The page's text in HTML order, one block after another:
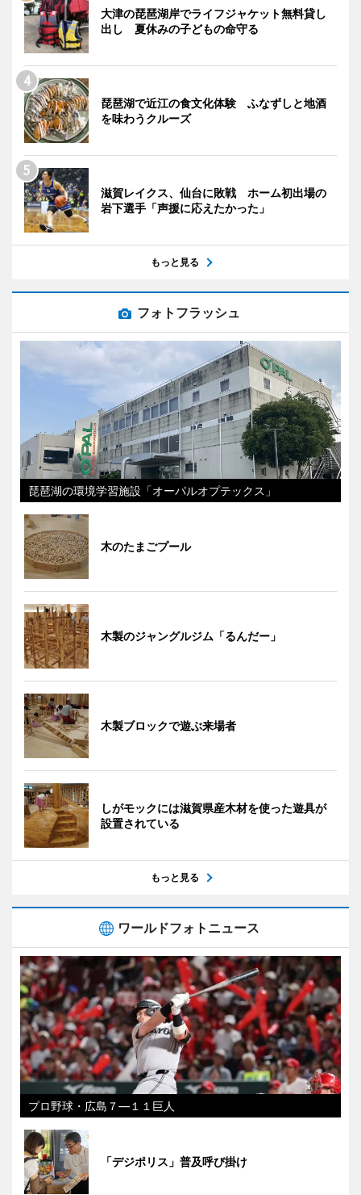
大津の琵琶湖岸でライフジャケット無料貸し
出し 夏休みの子どもの命守る
琵琶湖で近江の食文化体験 ふなずしと地酒
を味わうクルーズ
滋賀レイクス、仙台に敗戦 ホーム初出場の
岩下選手「声援に応えたかった」
もっと見る
フォトフラッシュ
琵琶湖の環境学習施設「オーパルオプテックス」
木のたまごプール
木製のジャングルジム「るんだー」
木製ブロックで遊ぶ来場者
しがモックには滋賀県産木材を使った遊具が
設置されている
もっと見る
ワールドフォトニュース
プロ野球・広島７―１１巨人
「デジポリス」普及呼び掛け